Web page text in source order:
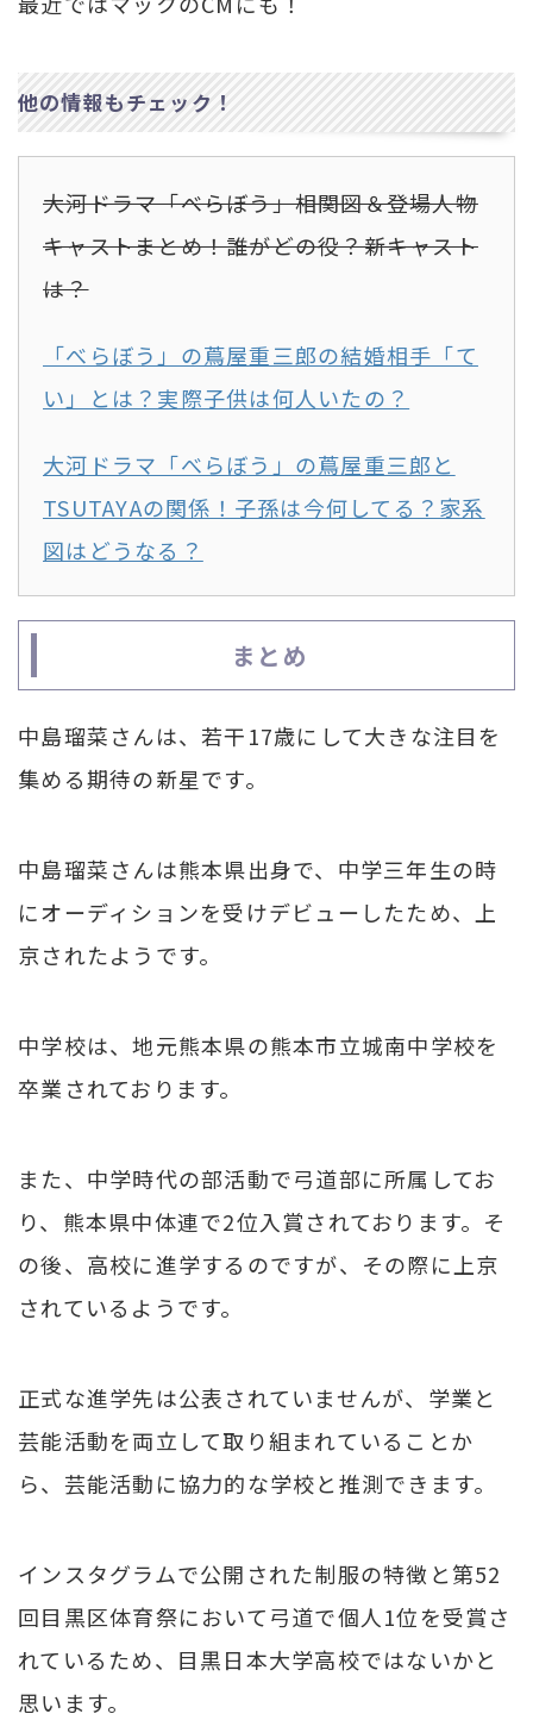
他の情報もチェック！
大河ドラマ「べらぼう」相関図＆登場人物
キャストまとめ！誰がどの役？新キャスト
は？
「べらぼう」の蔦屋重三郎の結婚相手「て
い」とは？実際子供は何人いたの？
大河ドラマ「べらぼう」の蔦屋重三郎と
TSUTAYAの関係！子孫は今何してる？家系
図はどうなる？
まとめ
中島瑠菜さんは、若干17歳にして大きな注目を
集める期待の新星です。
中島瑠菜さんは熊本県出身で、中学三年生の時
にオーディションを受けデビューしたため、上
京されたようです。
中学校は、地元熊本県の熊本市立城南中学校を
卒業されております。
また、中学時代の部活動で弓道部に所属してお
り、熊本県中体連で2位入賞されております。そ
の後、高校に進学するのですが、その際に上京
されているようです。
正式な進学先は公表されていませんが、学業と
芸能活動を両立して取り組まれていることか
ら、芸能活動に協力的な学校と推測できます。
インスタグラムで公開された制服の特徴と第52
回目黒区体育祭において弓道で個人1位を受賞さ
れているため、目黒日本大学高校ではないかと
思います。